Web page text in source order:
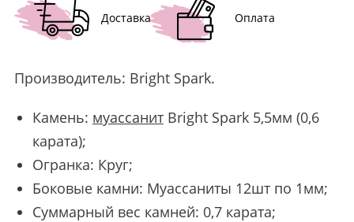
Доставка Оплата
Производитель: Bright Spark.
Камень: муассанитBright Spark 5,5мм (0,6
карата);
Огранка: Круг;
Боковые камни: Муассаниты 12шт по 1мм;
Суммарный вес камней: 0,7 карата;